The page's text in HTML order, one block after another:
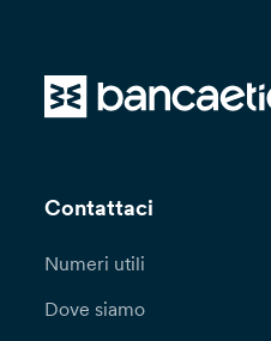
Contattaci
Numeri utili
Dove siamo